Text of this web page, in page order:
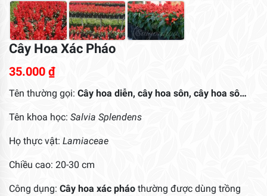
Cây Hoa Xác Pháo
35.000 ₫
Tên thường gọi: Cây hoa diễn, cây hoa sôn, cây hoa sô…
Tên khoa học: Salvia Splendens
Họ thực vật: Lamiaceae
Chiều cao: 20-30 cm
Công dụng: Cây hoa xác pháo thường được dùng trồng